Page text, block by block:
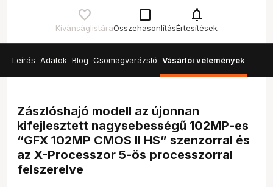
Kívánságlistára
check_box_outline_blank
Összehasonlítás
notifications
Értesítések
Leírás Adatok Blog Csomagvarázsló Vásárlói vélemények
Zászlóshajó modell az újonnan
kifejlesztett nagysebességű 102MP-es
“GFX 102MP CMOS II HS” szenzorral és
az X-Processzor 5-ös processzorral
felszerelve